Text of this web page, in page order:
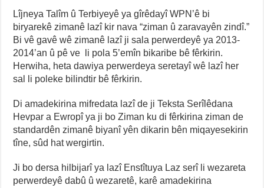
Lîjneya Talîm û Terbiyeyê ya gîrêdayî WPN’ê bi
biryarekê zimanê lazî kir nava “ziman û zaravayên zindî.”
Bi vê gavê wê zimanê lazî ji sala perwerdeyê ya 2013-
2014’an û pê ve li pola 5’emîn bikaribe bê fêrkirin.
Herwiha, heta dawiya perwerdeya seretayî wê lazî her
sal li poleke bilindtir bê fêrkirin.
Di amadekirina mifredata lazî de ji Teksta Serîlêdana
Hevpar a Ewropî ya ji bo Ziman ku di fêrkirina ziman de
standardên zimanê biyanî yên dikarin bên miqayesekirin
tîne, sûd hat wergirtin.
Ji bo dersa hilbijarî ya lazî Enstîtuya Laz serî li wezareta
perwerdeyê dabû û wezaretê, karê amadekirina